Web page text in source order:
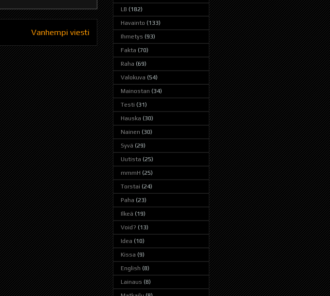
Vanhempi viesti
LB (182)
Havainto (133)
Ihmetys (93)
Fakta (70)
Raha (69)
Valokuva (54)
Mainostan (34)
Testi (31)
Hauska (30)
Nainen (30)
Syvä (29)
Uutista (25)
mmmH (25)
Torstai (24)
Paha (23)
Ilkeä (19)
Void? (13)
Idea (10)
Kissa (9)
English (8)
Lainaus (8)